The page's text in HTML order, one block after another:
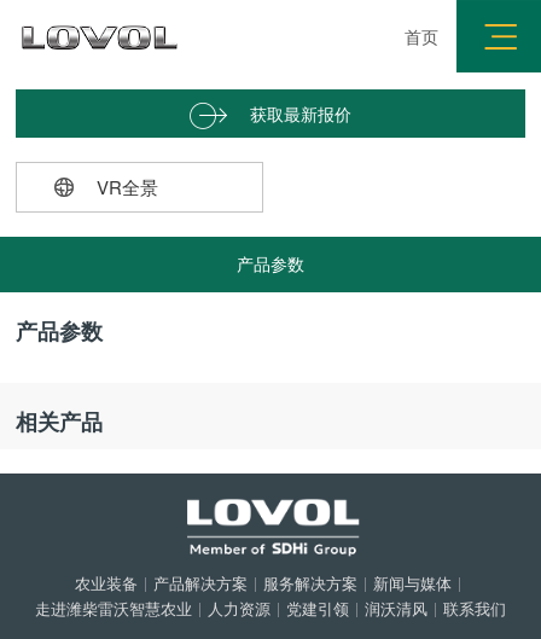
首页

 获取最新报价
VR全景
产品参数
产品参数
相关产品
农业装备 | 产品解决方案 | 服务解决方案 | 新闻与媒体 |
走进潍柴雷沃智慧农业 | 人力资源 | 党建引领 | 润沃清风 | 联系我们